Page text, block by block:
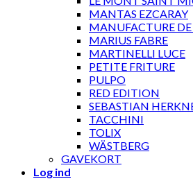
MANTAS EZCARAY
MANUFACTURE
MARIUS FABRE
MARTINELLI LUCE
PETITE FRITURE
PULPO
RED EDITION
SEBASTIAN
TACCHINI
TOLIX
WÄSTBERG
GAVEKORT
Log ind